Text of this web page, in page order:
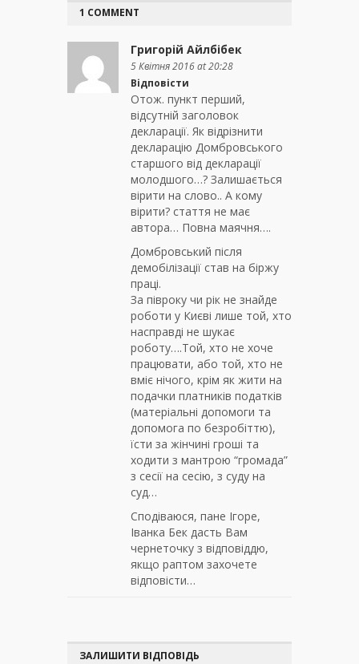
1 COMMENT
Григорій Айлбібек
5 Квітня 2016 at 20:28
Відповісти
Отож. пункт перший,
відсутній заголовок
декларації. Як відрізнити
декларацію Домбровського
старшого від декларації
молодшого…? Залишається
вірити на слово.. А кому
вірити? стаття не має
автора… Повна маячня….
Домбровський після
демобілізації став на біржу
праці.
За півроку чи рік не знайде
роботи у Києві лише той, хто
насправді не шукає
роботу….Той, хто не хоче
працювати, або той, хто не
вміє нічого, крім як жити на
подачки платників податків
(матеріальні допомоги та
допомога по безробіттю),
їсти за жінчині гроші та
ходити з мантрою “громада”
з сесії на сесію, з суду на
суд…
Сподіваюся, пане Ігоре,
Іванка Бек дасть Вам
чернеточку з відповіддю,
якщо раптом захочете
відповісти…
ЗАЛИШИТИ ВІДПОВІДЬ